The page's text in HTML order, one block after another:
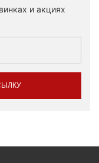
и акциях